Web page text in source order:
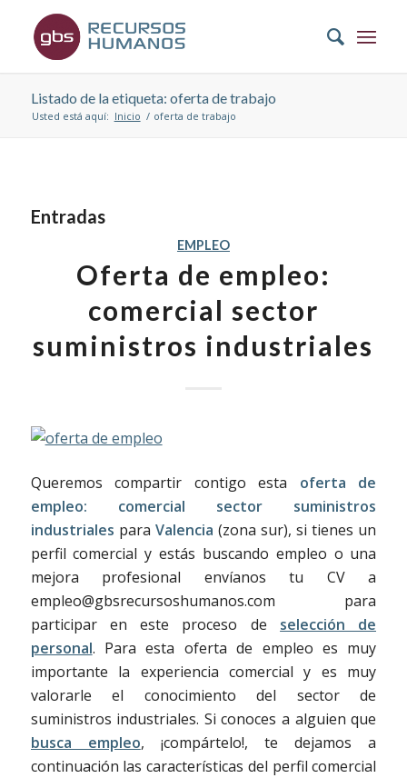
Listado de la etiqueta: oferta de trabajo
Usted está aquí: Inicio / oferta de trabajo
Entradas
EMPLEO
Oferta de empleo:
comercial sector
suministros industriales
Queremos compartir contigo esta oferta de
empleo:
comercial sector suministros
industriales para Valencia (zona sur), si tienes un
perfil comercial y estás buscando empleo o una
mejora profesional envíanos tu CV a
empleo@gbsrecursoshumanos.com para
participar en este proceso de selección de
personal. Para esta oferta de empleo es muy
importante la experiencia comercial y es muy
valorarle el conocimiento del sector de
suministros industriales. Si conoces a alguien que
busca empleo, ¡compártelo!, te dejamos a
continuación las características del perfil comercial